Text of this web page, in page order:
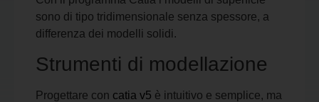
sono di tipo tridimensionale senza spessore, a
differenza dei modelli solidi.
Strumenti di modellazione
Progettare con catia v5 è intuitivo e semplice, ma